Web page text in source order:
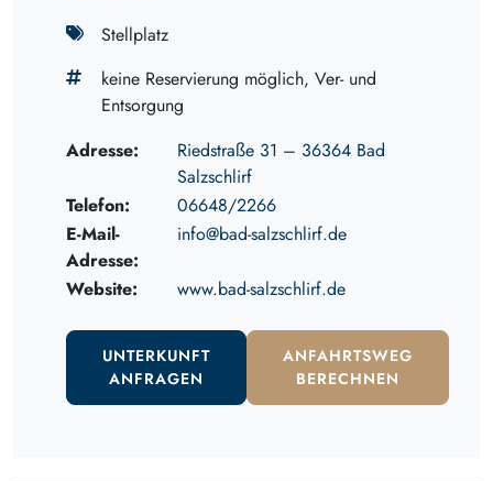
Stellplatz
keine Reservierung möglich, Ver- und
Entsorgung
Adresse:
Riedstraße 31 – 36364 Bad
Salzschlirf
Telefon:
06648/2266
E-Mail-
Adresse:
info@bad-salzschlirf.de
Website: www.bad-salzschlirf.de
UNTERKUNFT
ANFRAGEN
ANFAHRTSWEG
BERECHNEN